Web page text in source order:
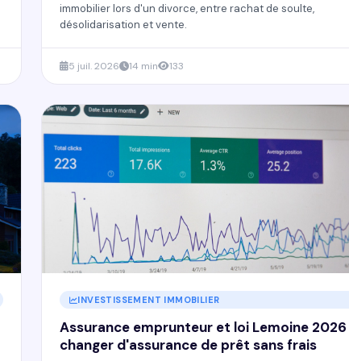
immobilier lors d'un divorce, entre rachat de soulte,
désolidarisation et vente.
5 juil. 2026 14 min 133
INVESTISSEMENT IMMOBILIER
Assurance emprunteur et loi Lemoine 2026
changer d'assurance de prêt sans frais